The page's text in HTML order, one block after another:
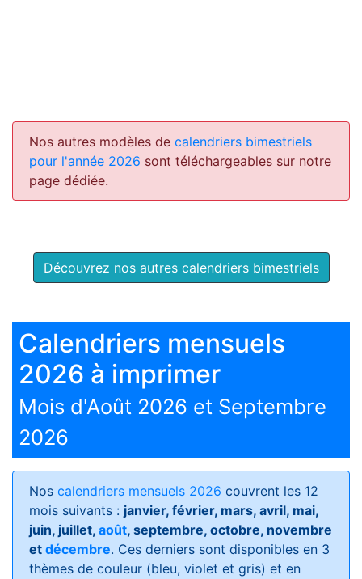
Nos autres modèles de calendriers bimestriels
pour l'année 2026 sont téléchargeables sur notre
page dédiée.
Découvrez nos autres calendriers bimestriels
Calendriers mensuels
2026 à imprimer
Mois d'Août 2026 et Septembre
2026
Nos calendriers mensuels 2026 couvrent les 12
mois suivants : janvier, février, mars, avril, mai,
juin, juillet, août, septembre, octobre, novembre
et décembre. Ces derniers sont disponibles en 3
thèmes de couleur (bleu, violet et gris) et en